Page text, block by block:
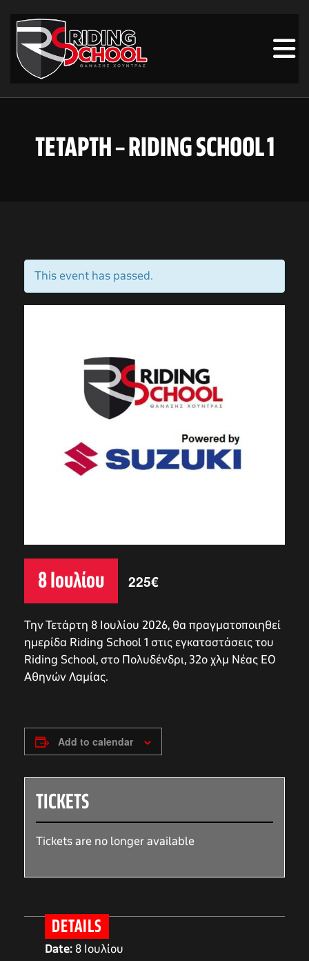
TETAΡTH – RIDING SCHOOL 1
This event has passed.
8 Ιουλίου 225€
Την Τετάρτη 8 Ιουλίου 2026, θα πραγματοποιηθεί
ημερίδα Riding School 1 στις εγκαταστάσεις του
Riding School, στο Πολυδένδρι, 32ο χλμ Νέας ΕΟ
Αθηνών Λαμίας.
Add to calendar
DETAILS
Date: 8 Ιουλίου
TICKETS
Tickets are no longer available